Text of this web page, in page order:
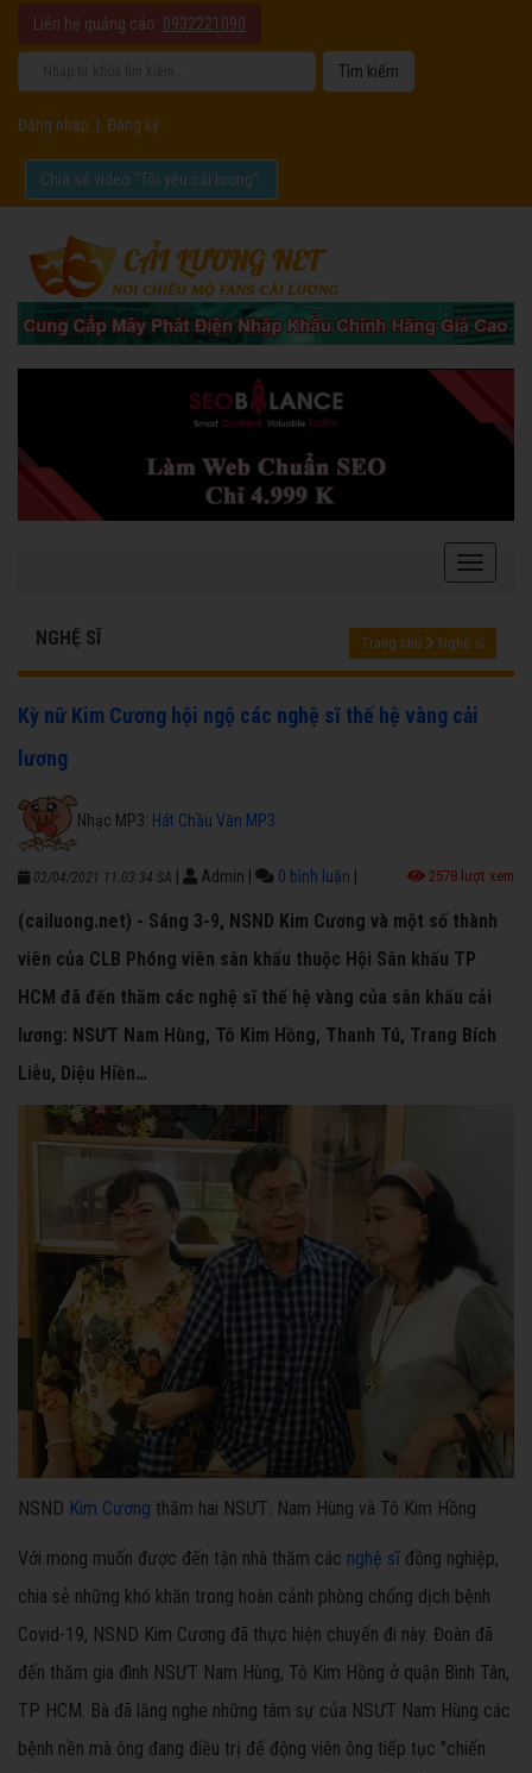
Liên hệ quảng cáo: 0932221090
Đăng nhập Đăng ký
Chia sẻ video "Tôi yêu cải lương".
NGHỆ SĨ Trang chủ Nghệ sĩ
Kỳ nữ Kim Cương hội ngộ các nghệ sĩ thế hệ vàng cải
lương
Nhạc MP3: Hát Chầu Văn MP3
02/04/2021 11:03:34 SA Admin 0 bình luận 2578 lượt xem
(cailuong.net) - Sáng 3-9, NSND Kim Cương và một số thành
viên của CLB Phóng viên sân khấu thuộc Hội Sân khấu TP
HCM đã đến thăm các nghệ sĩ thế hệ vàng của sân khấu cải
lương: NSƯT Nam Hùng, Tô Kim Hồng, Thanh Tú, Trang Bích
Liễu, Diệu Hiền…
NSND Kim Cương thăm hai NSƯT: Nam Hùng và Tô Kim Hồng
Với mong muốn được đến tận nhà thăm các nghệ sĩ đồng nghiệp,
chia sẻ những khó khăn trong hoàn cảnh phòng chống dịch bệnh
Covid-19, NSND Kim Cương đã thực hiện chuyến đi này. Đoàn đã
đến thăm gia đình NSƯT Nam Hùng, Tô Kim Hồng ở quận Bình Tân,
TP HCM. Bà đã lắng nghe những tâm sự của NSƯT Nam Hùng các
bệnh nền mà ông đang điều trị để động viên ông tiếp tục "chiến